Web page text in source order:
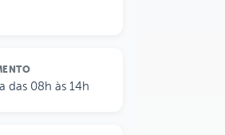
das 08h às 14h